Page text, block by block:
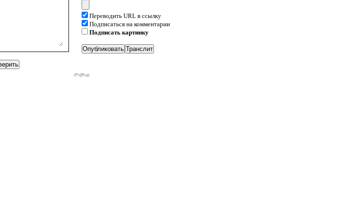
Переводить URL в ссылку
Подписаться на комментарии
Подписать картинку